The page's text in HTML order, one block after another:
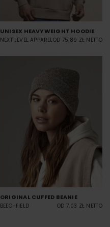
UNISEX HEAVYWEIGHT HOODIE
NEXT LEVEL APPARELOD 75.89 ZŁ NETTO
ORIGINAL CUFFED BEANIE
BEECHFIELD OD 7.03 ZŁ NETTO